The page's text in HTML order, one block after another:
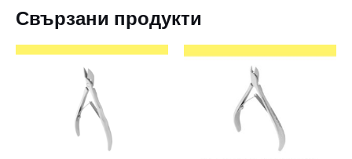
Свързани продукти